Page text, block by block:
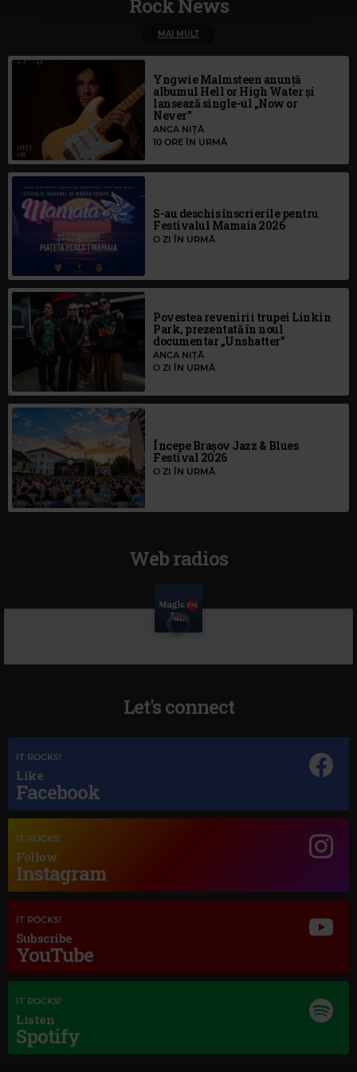
Rock News
MAI MULT
Yngwie Malmsteen anunță
albumul Hell or High Water și
lansează single-ul „Now or
Never”
ANCA NIȚĂ
10 ORE ÎN URMĂ
S-au deschis înscrierile pentru
Festivalul Mamaia 2026
O ZI ÎN URMĂ
Povestea revenirii trupei Linkin
Park, prezentată în noul
documentar „Unshatter”
ANCA NIȚĂ
O ZI ÎN URMĂ
Începe Brașov Jazz & Blues
Festival 2026
O ZI ÎN URMĂ
Web radios
Magic Jazz
MEL TORMÉ
THEY CAN'T TAKE THAT AWAY FROM ME (2012 -
Let's connect
IT ROCKS!
Like
Facebook
IT ROCKS!
Follow
Instagram
IT ROCKS!
Subscribe
YouTube
IT ROCKS!
Listen
Spotify